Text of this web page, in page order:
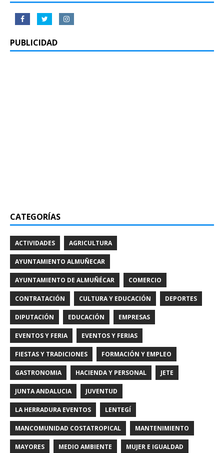
PUBLICIDAD
CATEGORÍAS
ACTIVIDADES AGRICULTURA
AYUNTAMIENTO ALMUÑECAR
AYUNTAMIENTO DE ALMUÑÉCAR COMERCIO
CONTRATACIÓN CULTURA Y EDUCACIÓN DEPORTES
DIPUTACIÓN EDUCACIÓN EMPRESAS
EVENTOS Y FERIA EVENTOS Y FERIAS
FIESTAS Y TRADICIONES FORMACIÓN Y EMPLEO
GASTRONOMIA HACIENDA Y PERSONAL JETE
JUNTA ANDALUCIA JUVENTUD
LA HERRADURA EVENTOS LENTEGÍ
MANCOMUNIDAD COSTATROPICAL MANTENIMIENTO
MAYORES MEDIO AMBIENTE MUJER E IGUALDAD